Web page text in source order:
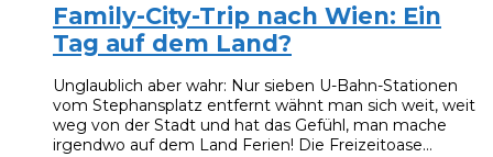
Family-City-Trip nach Wien: Ein
Tag auf dem Land?
Unglaublich aber wahr: Nur sieben U-Bahn-Stationen
vom Stephansplatz entfernt wähnt man sich weit, weit
weg von der Stadt und hat das Gefühl, man mache
irgendwo auf dem Land Ferien! Die Freizeitoase…